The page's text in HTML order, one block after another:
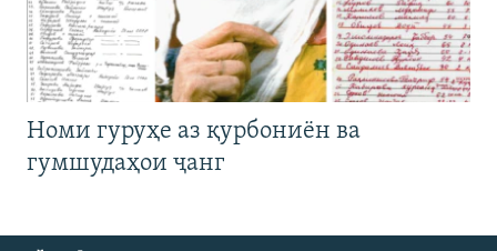
Номи гуруҳе аз қурбониён ва
гумшудаҳои ҷанг